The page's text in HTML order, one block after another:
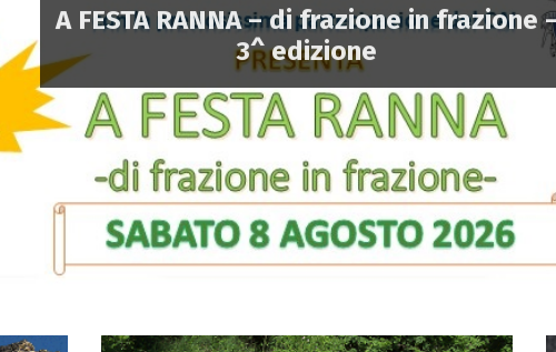
A FESTA RANNA – di frazione in frazione
3^ edizione